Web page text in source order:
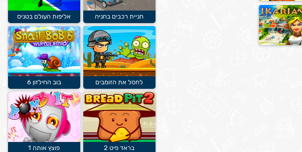
חניית רכבים בחניה אליפות העולם בטניס
לחסל את הזומבים בוב החילזון 6
בראד פיט 2 פוצץ אותה 1